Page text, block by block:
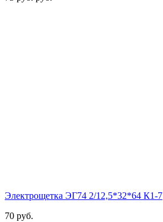
Электрощетка ЭГ74 2/12,5*32*64 К1-7
70 руб.